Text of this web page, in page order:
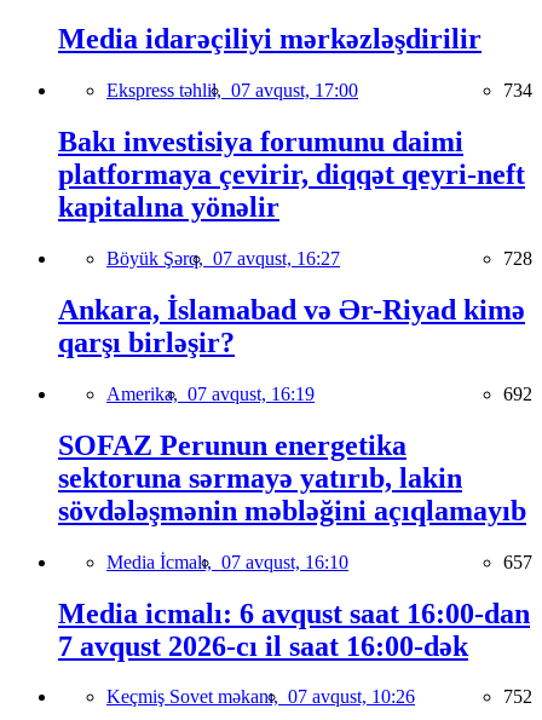
Media idarəçiliyi mərkəzləşdirilir
Ekspress təhlil, 07 avqust, 17:00 734
Bakı investisiya forumunu daimi
platformaya çevirir, diqqət qeyri-neft
kapitalına yönəlir
Böyük Şərq, 07 avqust, 16:27 728
Ankara, İslamabad və Ər-Riyad kimə
qarşı birləşir?
Amerika, 07 avqust, 16:19 692
SOFAZ Perunun energetika
sektoruna sərmayə yatırıb, lakin
sövdələşmənin məbləğini açıqlamayıb
Media İcmalı, 07 avqust, 16:10 657
Media icmalı: 6 avqust saat 16:00-dan
7 avqust 2026-cı il saat 16:00-dək
Keçmiş Sovet məkanı, 07 avqust, 10:26 752